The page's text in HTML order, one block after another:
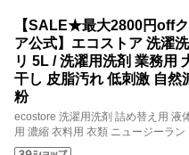
【SALE★最大2800円off
ア公式】エコストア 洗濯
リ 5L / 洗濯用洗剤 業務用
干し 皮脂汚れ 低刺激 自然
粉
ecostore 洗濯用洗剤 詰め替え用 液
用 濃縮 衣料用 衣類 ニュージーラ